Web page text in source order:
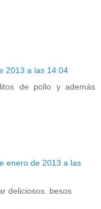
2013 a las 14:04
de pollo y además
enero de 2013 a las
deliciosos. besos